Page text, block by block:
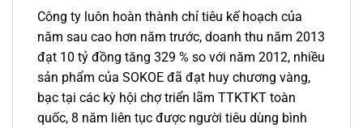
Công ty luôn hoàn thành chỉ tiêu kế hoạch của
năm sau cao hơn năm trước, doanh thu năm 2013
đạt 10 tỷ đồng tăng 329 % so với năm 2012, nhiều
sản phẩm của SOKOE đã đạt huy chương vàng,
bạc tại các kỳ hội chợ triển lãm TTKTKT toàn
quốc, 8 năm liên tục được người tiêu dùng bình